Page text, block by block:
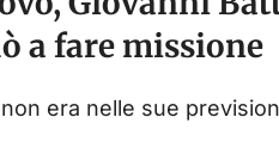
a fare missione
era nelle sue